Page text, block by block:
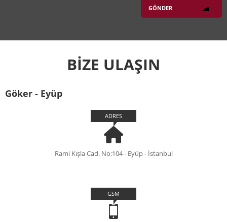
BİZE ULAŞIN
Göker - Eyüp
ADRES
Rami Kışla Cad. No:104 - Eyüp - İstanbul
GSM